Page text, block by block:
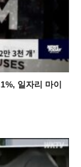
일자리 마이